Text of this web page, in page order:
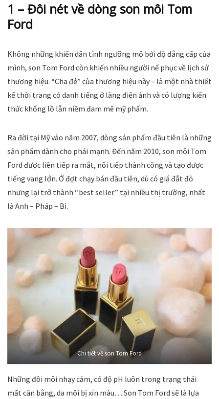
1 – Đôi nét về dòng son môi Tom
Ford
Không những khiến dân tình ngưỡng mộ bởi độ đẳng cấp của
mình, son Tom Ford còn khiến nhiều người nể phục về lịch sử
thương hiệu. “Cha đẻ” của thương hiệu này – là một nhà thiết
kế thời trang có danh tiếng ở làng điện ảnh và có lượng kiến
thức khổng lồ lẫn niềm đam mê mỹ phẩm.
Ra đời tại Mỹ vào năm 2007, dòng sản phẩm đầu tiên là những
sản phẩm dành cho phái mạnh. Đến năm 2010, son môi Tom
Ford được liên tiếp ra mắt, nối tiếp thành công và tạo được
tiếng vang lớn. Ở đợt chạy bán đầu tiên, dù có giá đắt đỏ
nhưng lại trở thành ‘’best seller’’ tại nhiều thị trường, nhất
là Anh – Pháp – Bỉ.
Chi tiết về son Tom Ford
Những đôi môi nhạy cảm, có độ pH luôn trong trạng thái
mất cân bằng, da môi bị xỉn màu… Son Tom Ford sẽ là lựa